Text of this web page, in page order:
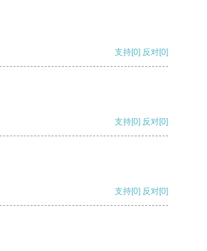
支持[0] 反对[0]
支持[0] 反对[0]
支持[0] 反对[0]